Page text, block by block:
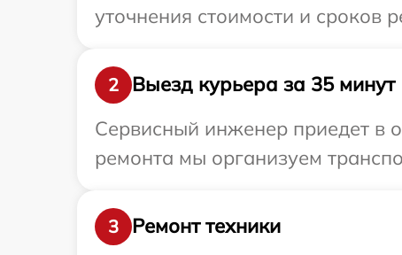
уточнения стоимости и сроков
2
Выезд курьера за 35 минут
Сервисный инженер приедет в
ремонта мы организуем
3
Ремонт техники